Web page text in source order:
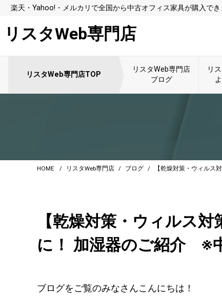
楽天・Yahoo!・メルカリで全国から中古オフィス家具が購入でき
リスタWeb専門店
リスタWeb専門店TOP
リスタWeb専門店
ブログ
リ
HOME リスタWeb専門店 ブログ 【乾燥対策・ウィル
【乾燥対策・ウィルス
に！ 加湿器のご紹介 ※
ブログをご覧のみなさんこんにちは！